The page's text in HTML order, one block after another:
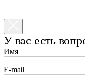
У вас есть
Имя
E-mail